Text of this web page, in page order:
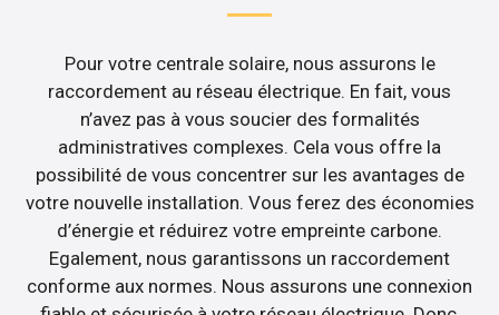
Pour votre centrale solaire, nous assurons le
raccordement au réseau électrique. En fait, vous
n’avez pas à vous soucier des formalités
administratives complexes. Cela vous offre la
possibilité de vous concentrer sur les avantages de
votre nouvelle installation. Vous ferez des économies
d’énergie et réduirez votre empreinte carbone.
Egalement, nous garantissons un raccordement
conforme aux normes. Nous assurons une connexion